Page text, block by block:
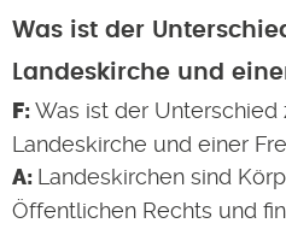
Was ist der
Landeskirche und
Was ist der Unterschied
Landeskirche und einer
Landeskirchen sind
Öffentlichen Rechts und